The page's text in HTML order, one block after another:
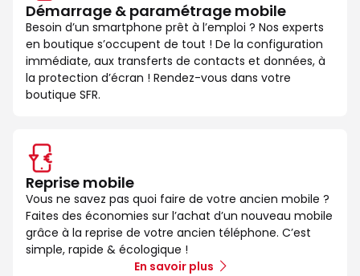
Démarrage & paramétrage mobile
Besoin d’un smartphone prêt à l’emploi ? Nos experts
en boutique s’occupent de tout ! De la configuration
immédiate, aux transferts de contacts et données, à
la protection d’écran ! Rendez-vous dans votre
boutique SFR.
Reprise mobile
Vous ne savez pas quoi faire de votre ancien mobile ?
Faites des économies sur l’achat d’un nouveau mobile
grâce à la reprise de votre ancien téléphone. C’est
simple, rapide & écologique !
En savoir plus